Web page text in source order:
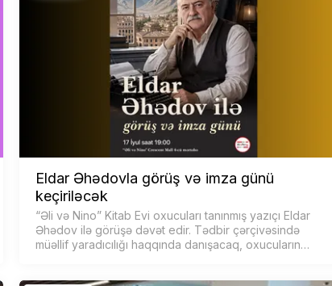
Eldar Əhədovla görüş və imza günü
keçiriləcək
“Əli və Nino” Kitab Evi oxucuları tanınmış yazıçı Eldar
Əhədov ilə görüşə dəvət edir. Tədbir çərçivəsində
müəllif yaradıcılığı haqqında danışacaq, oxucuların